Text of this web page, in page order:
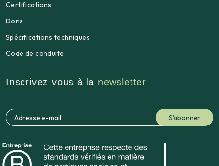
Certifications
Dons
Spécifications techniques
Code de conduite
Inscrivez-vous à la newsletter